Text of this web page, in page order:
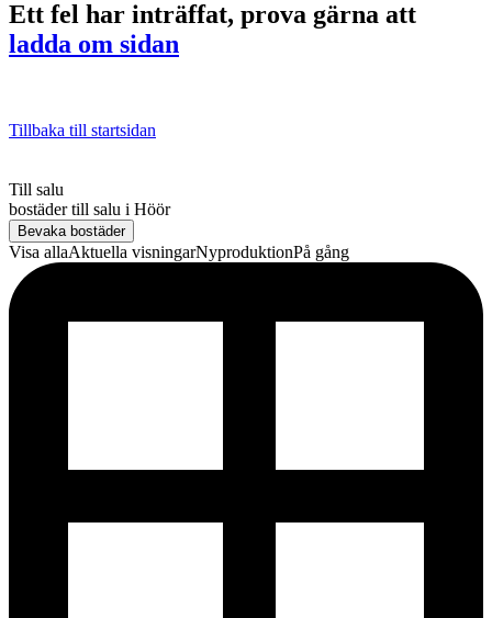
Ett fel har inträffat, prova gärna att
ladda om sidan
Tillbaka till startsidan
Till salu
bostäder till salu i Höör
Bevaka bostäder
Visa allaAktuella visningarNyproduktionPå gång